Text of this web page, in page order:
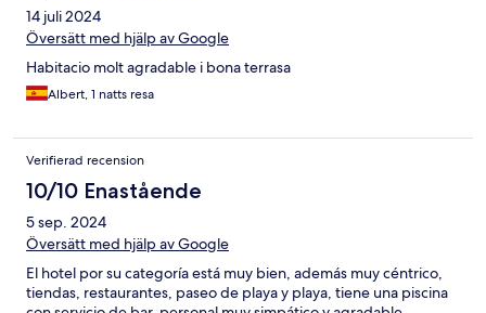
14 juli 2024
Översätt med hjälp av Google
Habitacio molt agradable i bona terrasa
Albert, 1 natts resa
Verifierad recension
10/10 Enastående
5 sep. 2024
Översätt med hjälp av Google
El hotel por su categoría está muy bien, además muy céntrico,
tiendas, restaurantes, paseo de playa y playa, tiene una piscina